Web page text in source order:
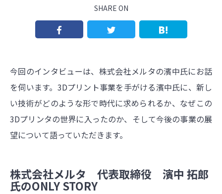
SHARE ON
今回のインタビューは、株式会社メルタの濱中氏にお話
を伺います。3Dプリント事業を手がける濱中氏に、新し
い技術がどのような形で時代に求められるか、なぜこの
3Dプリンタの世界に入ったのか、そして今後の事業の展
望について語っていただきます。
株式会社メルタ 代表取締役 濱中 拓郎
氏のONLY STORY